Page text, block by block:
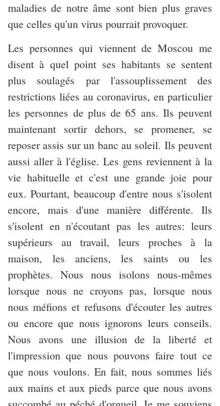
maladies de notre âme sont bien plus graves
que celles qu'un virus pourrait provoquer.
Les personnes qui viennent de Moscou me
disent à quel point ses habitants se sentent
plus soulagés par l'assouplissement des
restrictions liées au coronavirus, en particulier
les personnes de plus de 65 ans. Ils peuvent
maintenant sortir dehors, se promener, se
reposer assis sur un banc au soleil. Ils peuvent
aussi aller à l'église. Les gens reviennent à la
vie habituelle et c'est une grande joie pour
eux. Pourtant, beaucoup d'entre nous s'isolent
encore, mais d'une manière différente. Ils
s'isolent en n'écoutant pas les autres: leurs
supérieurs au travail, leurs proches à la
maison, les anciens, les saints ou les
prophètes. Nous nous isolons nous-mêmes
lorsque nous ne croyons pas, lorsque nous
nous méfions et refusons d'écouter les autres
ou encore que nous ignorons leurs conseils.
Nous avons une illusion de la liberté et
l'impression que nous pouvons faire tout ce
que nous voulons. En fait, nous sommes liés
aux mains et aux pieds parce que nous avons